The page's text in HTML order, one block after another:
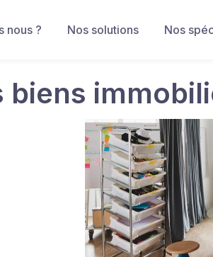
nous ? Nos solutions Nos
biens